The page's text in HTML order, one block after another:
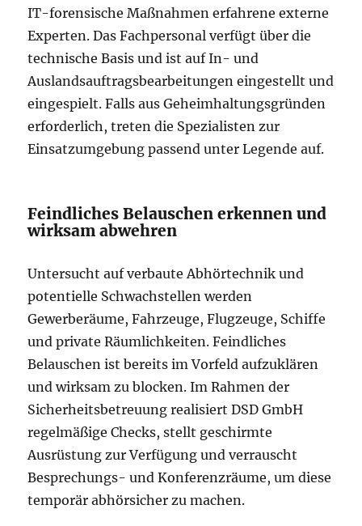
IT-forensische Maßnahmen erfahrene externe
Experten. Das Fachpersonal verfügt über die
technische Basis und ist auf In- und
Auslandsauftragsbearbeitungen eingestellt und
eingespielt. Falls aus Geheimhaltungsgründen
erforderlich, treten die Spezialisten zur
Einsatzumgebung passend unter Legende auf.
Feindliches Belauschen erkennen und
wirksam abwehren
Untersucht auf verbaute Abhörtechnik und
potentielle Schwachstellen werden
Gewerberäume, Fahrzeuge, Flugzeuge, Schiffe
und private Räumlichkeiten. Feindliches
Belauschen ist bereits im Vorfeld aufzuklären
und wirksam zu blocken. Im Rahmen der
Sicherheitsbetreuung realisiert DSD GmbH
regelmäßige Checks, stellt geschirmte
Ausrüstung zur Verfügung und verrauscht
Besprechungs- und Konferenzräume, um diese
temporär abhörsicher zu machen.